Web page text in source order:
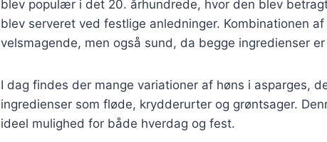
blev populær i det 20. århundrede, hvor den blev
blev serveret ved festlige anledninger. Kombinationen
velsmagende, men også sund, da begge ingredienser
I dag findes der mange variationer af høns i asparges,
ingredienser som fløde, krydderurter og grøntsager.
ideel mulighed for både hverdag og fest.